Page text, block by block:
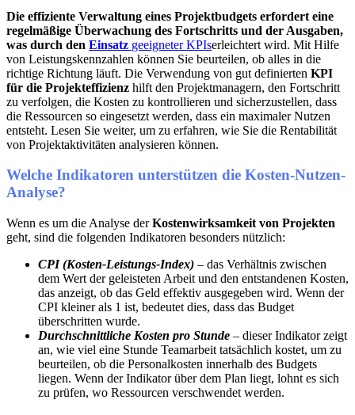
Die effiziente Verwaltung eines Projektbudgets erfordert eine
regelmäßige Überwachung des Fortschritts und der Ausgaben,
was durch den Einsatz geeigneter KPIserleichtert wird. Mit Hilfe
von Leistungskennzahlen können Sie beurteilen, ob alles in die
richtige Richtung läuft. Die Verwendung von gut definierten KPI
für die Projekteffizienz hilft den Projektmanagern, den Fortschritt
zu verfolgen, die Kosten zu kontrollieren und sicherzustellen, dass
die Ressourcen so eingesetzt werden, dass ein maximaler Nutzen
entsteht. Lesen Sie weiter, um zu erfahren, wie Sie die Rentabilität
von Projektaktivitäten analysieren können.
Welche Indikatoren unterstützen die Kosten-Nutzen-
Analyse?
Wenn es um die Analyse derKostenwirksamkeit von Projekten
geht, sind die folgenden Indikatoren besonders nützlich:
CPI (Kosten-Leistungs-Index) – das Verhältnis zwischen
dem Wert der geleisteten Arbeit und den entstandenen Kosten,
das anzeigt, ob das Geld effektiv ausgegeben wird. Wenn der
CPI kleiner als 1 ist, bedeutet dies, dass das Budget
überschritten wurde.
Durchschnittliche Kosten pro Stunde – dieser Indikator zeigt
an, wie viel eine Stunde Teamarbeit tatsächlich kostet, um zu
beurteilen, ob die Personalkosten innerhalb des Budgets
liegen. Wenn der Indikator über dem Plan liegt, lohnt es sich
zu prüfen, wo Ressourcen verschwendet werden.